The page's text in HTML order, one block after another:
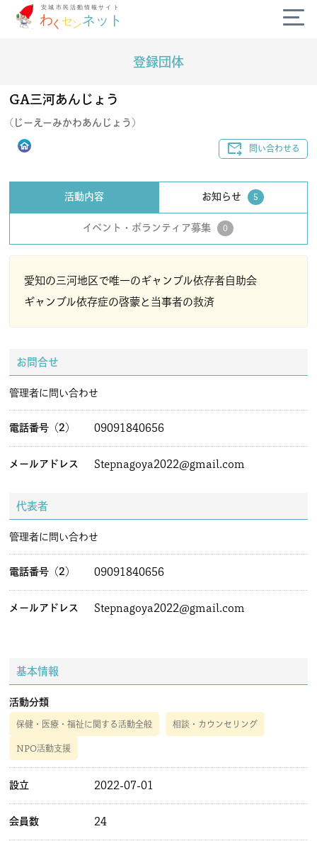
diversity_3
campaign
today
volunteer_activism
わくセンネットとは？ よくある質問
登録団体
GA三河あんじょう
(じーえーみかわあんじょう)
forward_to_inbox 問い合わせる
活動内容 お知らせ 5
イベント・ボランティア募集 0
愛知の三河地区で唯一のギャンブル依存者自助会
ギャンブル依存症の啓蒙と当事者の救済
お問合せ
管理者に問い合わせ
電話番号（2） 09091840656
メールアドレス Stepnagoya2022@gmail.com
代表者
管理者に問い合わせ
電話番号（2） 09091840656
メールアドレス Stepnagoya2022@gmail.com
基本情報
活動分類
保健・医療・福祉に関する活動全般 相談・カウンセリング
NPO活動支援
設立 2022-07-01
会員数 24